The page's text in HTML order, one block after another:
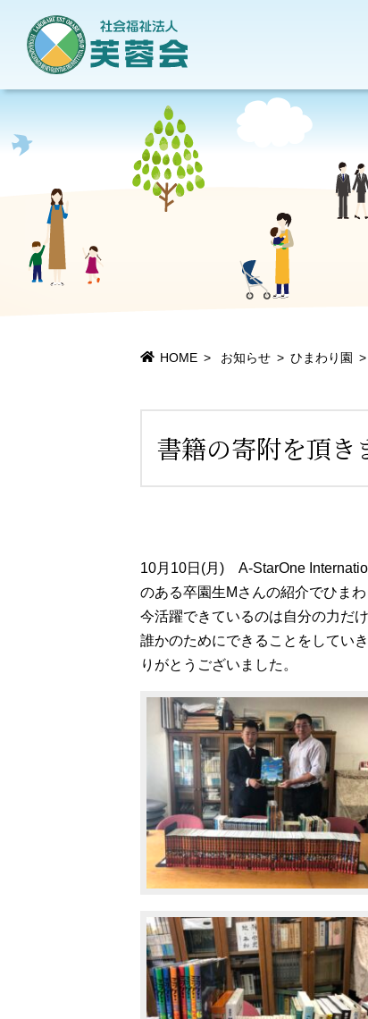
当法人について
施設一覧
地域貢献活動
HOME お知らせ ひまわり園
書籍の寄附を頂き
10月10日(月) A-StarOne
のある卒園生Mさんの紹介でひま
今活躍できているのは自分の力だ
誰かのためにできることをしてい
りがとうございました。